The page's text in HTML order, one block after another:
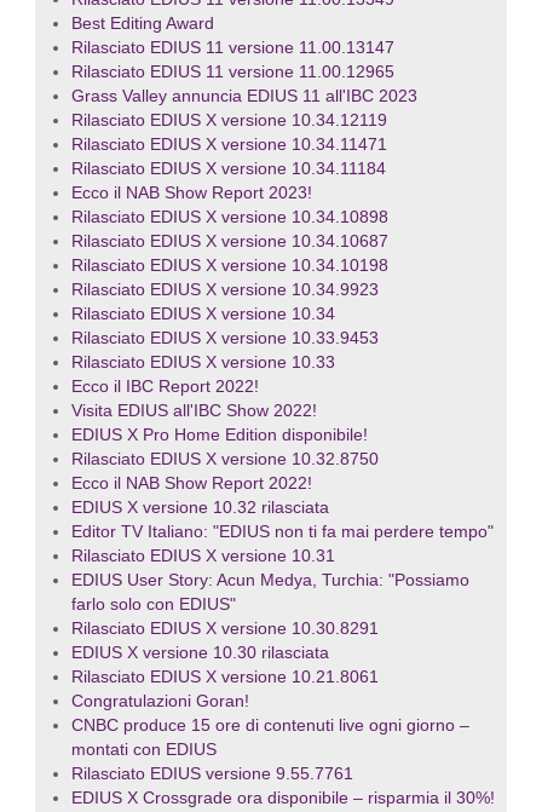
Best Editing Award
Rilasciato EDIUS 11 versione 11.00.13147
Rilasciato EDIUS 11 versione 11.00.12965
Grass Valley annuncia EDIUS 11 all'IBC 2023
Rilasciato EDIUS X versione 10.34.12119
Rilasciato EDIUS X versione 10.34.11471
Rilasciato EDIUS X versione 10.34.11184
Ecco il NAB Show Report 2023!
Rilasciato EDIUS X versione 10.34.10898
Rilasciato EDIUS X versione 10.34.10687
Rilasciato EDIUS X versione 10.34.10198
Rilasciato EDIUS X versione 10.34.9923
Rilasciato EDIUS X versione 10.34
Rilasciato EDIUS X versione 10.33.9453
Rilasciato EDIUS X versione 10.33
Ecco il IBC Report 2022!
Visita EDIUS all'IBC Show 2022!
EDIUS X Pro Home Edition disponibile!
Rilasciato EDIUS X versione 10.32.8750
Ecco il NAB Show Report 2022!
EDIUS X versione 10.32 rilasciata
Editor TV Italiano: "EDIUS non ti fa mai perdere tempo"
Rilasciato EDIUS X versione 10.31
EDIUS User Story: Acun Medya, Turchia: "Possiamo
farlo solo con EDIUS"
Rilasciato EDIUS X versione 10.30.8291
EDIUS X versione 10.30 rilasciata
Rilasciato EDIUS X versione 10.21.8061
Congratulazioni Goran!
CNBC produce 15 ore di contenuti live ogni giorno –
montati con EDIUS
Rilasciato EDIUS versione 9.55.7761
EDIUS X Crossgrade ora disponibile – risparmia il 30%!